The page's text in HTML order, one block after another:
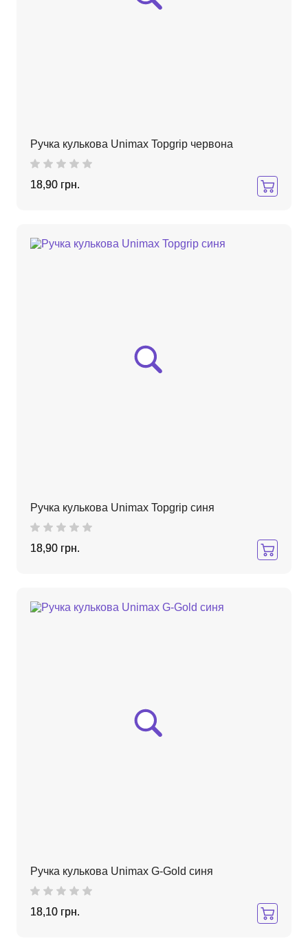
Ручка кулькова Unimax Topgrip чeрвона
18,90 грн.
Ручка кулькова Unimax Topgrip синя
18,90 грн.
Ручка кулькова Unimax G-Gold синя
18,10 грн.